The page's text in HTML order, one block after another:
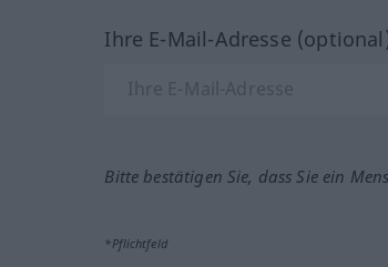
Ihre E-Mail-Adresse
Bitte bestätigen Sie, dass Sie ein
*Pflichtfeld